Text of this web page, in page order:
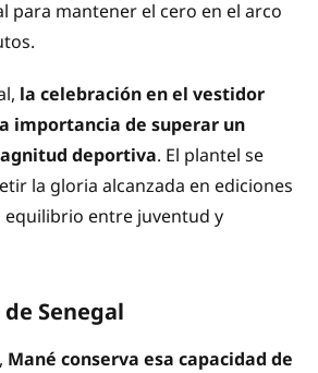
para mantener el cero en el arco
la celebración en el vestidor
importancia de superar un
deportiva. El plantel se
la gloria alcanzada en ediciones
equilibrio entre juventud y
Senegal
Mané conserva esa capacidad de